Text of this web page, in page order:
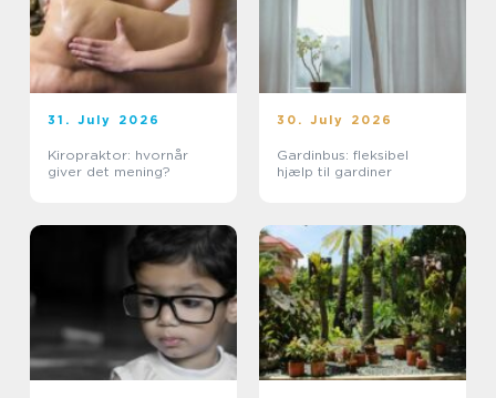
31. July 2026
Kiropraktor: hvornår
giver det mening?
30. July 2026
Gardinbus: fleksibel
hjælp til gardiner